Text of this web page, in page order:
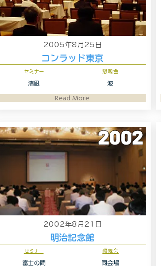
2005年8月25日
コンラッド東京
セミナー
渚凪
懇親会
波
Read More
2002
2002年8月21日
明治記念館
セミナー
富士の間
懇親会
同会場